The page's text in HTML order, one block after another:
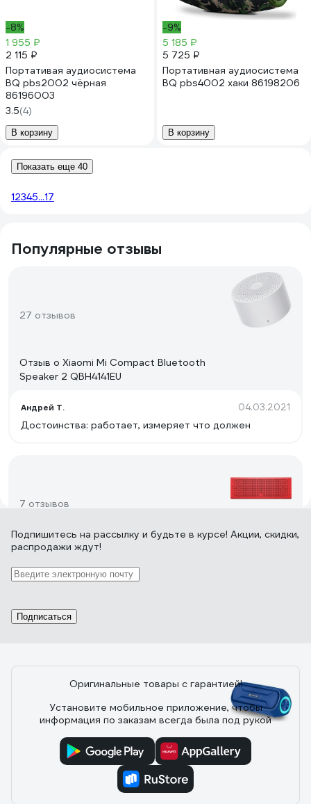
-8%
1 955 ₽
2 115 ₽
Портативая аудиосистема
BQ pbs2002 чёрная
86196003
3.5(4)
В корзину
-9%
5 185 ₽
5 725 ₽
Портативная аудиосистема
BQ pbs4002 хаки 86198206
В корзину
Показать еще 40
12345...17
Популярные отзывы
27 отзывов
Отзыв о Xiaomi Mi Compact Bluetooth
Speaker 2 QBH4141EU
Андрей Т. 04.03.2021
Достоинства: работает, измеряет что должен
7 отзывов
Отзыв о Xiaomi Mi Bluetooth Speaker Red
QBH4105GL
Даже не подозревал, что такая маленькая колоночка
может так орать, да и басы непонятно откуда там
11 отзывов
Отзыв о Defender Enjoy S1000 65687
Подпишитесь на рассылку и будьте в курсе! Акции, скидки,
распродажи ждут!
Подписаться
Оригинальные товары с гарантией!
Установите мобильное приложение, чтобы
информация по заказам всегда была под рукой